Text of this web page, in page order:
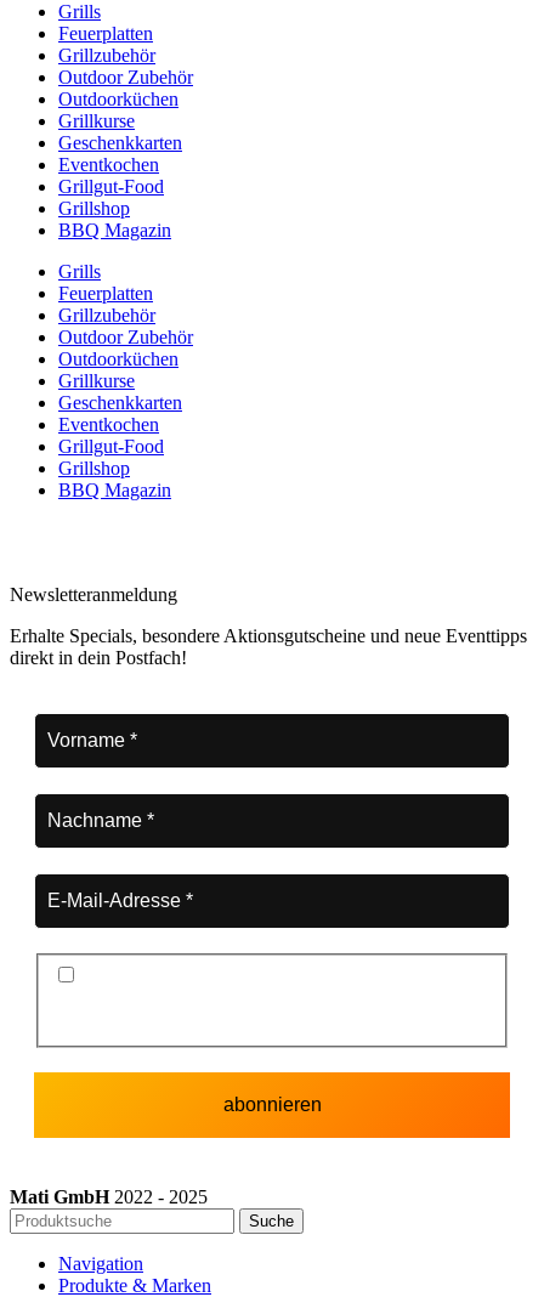
Grills
Feuerplatten
Grillzubehör
Outdoor Zubehör
Outdoorküchen
Grillkurse
Geschenkkarten
Eventkochen
Grillgut-Food
Grillshop
BBQ Magazin
Grills
Feuerplatten
Grillzubehör
Outdoor Zubehör
Outdoorküchen
Grillkurse
Geschenkkarten
Eventkochen
Grillgut-Food
Grillshop
BBQ Magazin
Newsletteranmeldung
Erhalte Specials, besondere Aktionsgutscheine und neue Eventtipps
direkt in dein Postfach!
Mati GmbH 2022 - 2025
Suche
Navigation
Produkte & Marken